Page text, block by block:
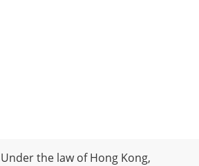
Under the law of Hong Kong,